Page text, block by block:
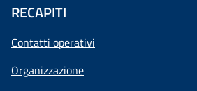
RECAPITI
Contatti operativi
Organizzazione